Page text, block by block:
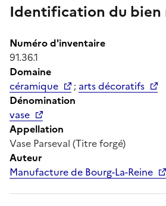
Identification du bien
Numéro d'inventaire
91.36.1
Domaine
céramique
; arts décoratifs
Dénomination
vase
Appellation
Vase Parseval (Titre forgé)
Auteur
Manufacture de Bourg-La-Reine